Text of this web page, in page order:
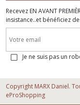
Recevez EN AVANT
insistance..et bénéficiez
Je ne suis pas un
Copyright MARX Daniel.
eProShopping